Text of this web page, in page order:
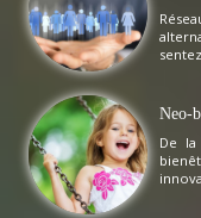
Neo-
De